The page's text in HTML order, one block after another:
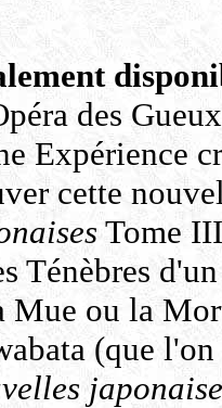
des
Expérience
cette
Tome
Ténèbres
Mue ou la
(que